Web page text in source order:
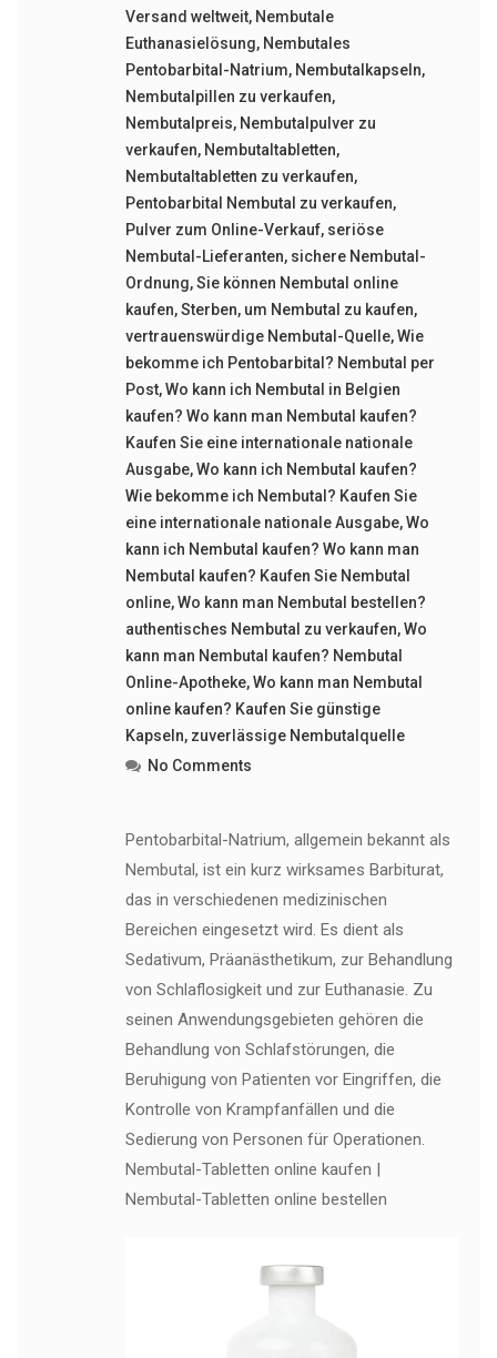
Versand weltweit, Nembutale
Euthanasielösung, Nembutales
Pentobarbital-Natrium, Nembutalkapseln,
Nembutalpillen zu verkaufen,
Nembutalpreis, Nembutalpulver zu
verkaufen, Nembutaltabletten,
Nembutaltabletten zu verkaufen,
Pentobarbital Nembutal zu verkaufen,
Pulver zum Online-Verkauf, seriöse
Nembutal-Lieferanten, sichere Nembutal-
Ordnung,Sie können Nembutal online
kaufen,Sterben, um Nembutal zu kaufen,
vertrauenswürdige Nembutal-Quelle,Wie
bekomme ich Pentobarbital? Nembutal per
Post,Wo kann ich Nembutal in Belgien
kaufen? Wo kann man Nembutal kaufen?
Kaufen Sie eine internationale nationale
Ausgabe,Wo kann ich Nembutal kaufen?
Wie bekomme ich Nembutal? Kaufen Sie
eine internationale nationale Ausgabe,Wo
kann ich Nembutal kaufen? Wo kann man
Nembutal kaufen? Kaufen Sie Nembutal
online,Wo kann man Nembutal bestellen?
authentisches Nembutal zu verkaufen,Wo
kann man Nembutal kaufen? Nembutal
Online-Apotheke,Wo kann man Nembutal
online kaufen? Kaufen Sie günstige
Kapseln, zuverlässige Nembutalquelle
No Comments
Pentobarbital-Natrium, allgemein bekannt als
Nembutal, ist ein kurz wirksames Barbiturat,
das in verschiedenen medizinischen
Bereichen eingesetzt wird. Es dient als
Sedativum, Präanästhetikum, zur Behandlung
von Schlaflosigkeit und zur Euthanasie. Zu
seinen Anwendungsgebieten gehören die
Behandlung von Schlafstörungen, die
Beruhigung von Patienten vor Eingriffen, die
Kontrolle von Krampfanfällen und die
Sedierung von Personen für Operationen.
Nembutal-Tabletten online kaufen |
Nembutal-Tabletten online bestellen